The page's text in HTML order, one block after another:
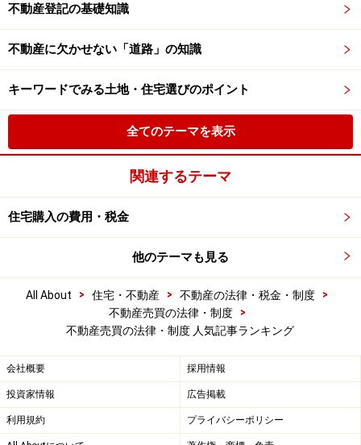
不動産登記の基礎知識
不動産に欠かせない「道路」の知識
キーワードでみる土地・住宅選びのポイント
全てのテーマを表示
関連するテーマ
住宅購入の費用・税金
他のテーマも見る
All About > 住宅・不動産 > 不動産の法律・税金・制度
>
不動産売買の法律・制度
>
不動産売買の法律・制度 人気記事ランキング
会社概要 採用情報
投資家情報 広告掲載
利用規約 プライバシーポリシー